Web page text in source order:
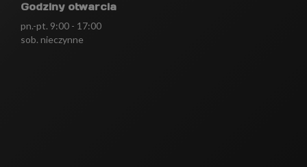
Godziny otwarcia
pn.-pt. 9:00 - 17:00
sob. nieczynne